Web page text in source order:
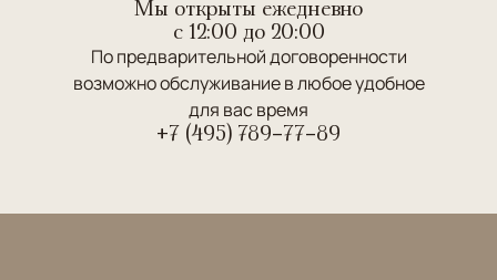
Мы открыты ежедневно
c 12:00 до 20:00
По предварительной договоренности
возможно обслуживание в любое удобное
для вас время
+7 (495) 789-77-89